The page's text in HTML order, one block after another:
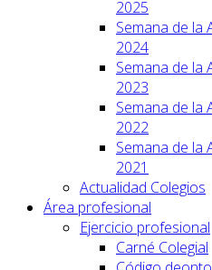
2025
Semana de la
2024
Semana de la
2023
Semana de la
2022
Semana de la
2021
Actualidad Colegios
Área profesional
Ejercicio profesional
Carné Colegial